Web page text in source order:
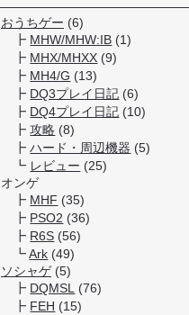
おうちゲー (6)
MHW/MHW:IB (1)
MHX/MHXX (9)
MH4/G (13)
DQ3プレイ日記 (6)
DQ4プレイ日記 (10)
攻略 (8)
ハード・周辺機器 (5)
レビュー (25)
オンゲ
MHF (35)
PSO2 (36)
R6S (56)
Ark (49)
ソシャゲ(5)
DQMSL
(76)
FEH (15)